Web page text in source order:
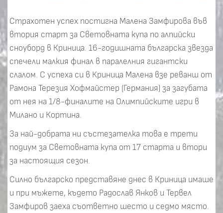
Страхотен успех постигна Малена Замфирова във
втория старт за Световната купа по алпийски
сноуборд в Криница. 16-годишната българска звезда
спечели малкия финал в паралелния гигантски
слалом. С успеха си в Криница Малена взе реванш от
Рамона Терезия Хофмайстер (Германия) за загубата
от нея на 1/8-финалите на Олимпийските игри в
Милано и Кортина.
За най-добрата ни състезателка това е трети
подиум за Световната купа от 17 старта и втори
за настоящия сезон.
Силно българско представяне днес в Криница имаше
и при мъжете, където Радослав Янков и Тервел
Замфиров заеха съответно шесто и седмо място.